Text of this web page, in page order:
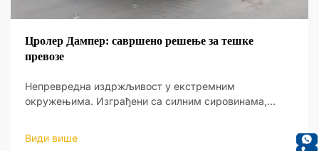
Цролер Дампер: савршено решење за тешке
превозе
Непревредна издржљивост у екстремним
окружењима. Изграђени са силним сировинама,
Види више